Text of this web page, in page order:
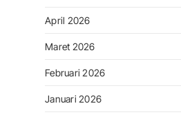
April 2026
Maret 2026
Februari 2026
Januari 2026